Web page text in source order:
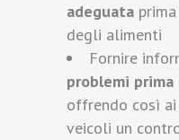
adeguata
degli alimenti
Fornire
problemi
offrendo così
veicoli un